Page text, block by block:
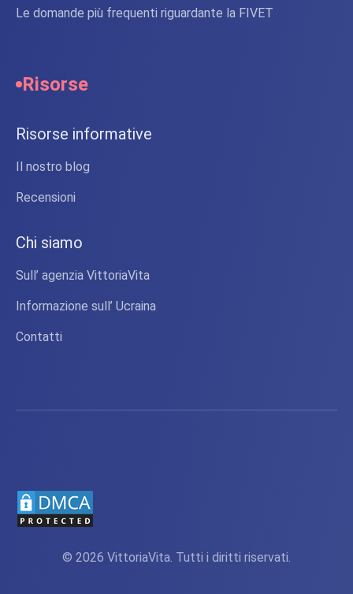
Le domande più frequenti riguardante la FIVET
Risorse
Risorse informative
Il nostro blog
Recensioni
Chi siamo
Sull’ agenzia VittoriaVita
Informazione sull’ Ucraina
Contatti
© 2026 VittoriaVita. Tutti i diritti riservati.